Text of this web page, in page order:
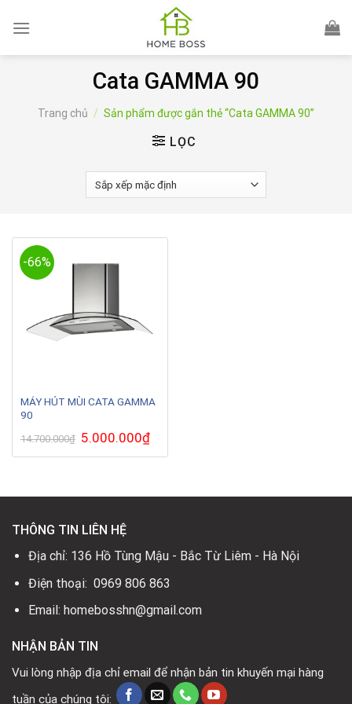
Cata GAMMA 90
Trang chủ / Sản phẩm được gắn thẻ “Cata GAMMA 90”
LỌC
-66%
MÁY HÚT MÙI CATA GAMMA
90
14.700.000₫ Giá
gốc
là:
5.000.000₫Giá
hiện
tại
THÔNG TIN LIÊN HỆ
Địa chỉ: 136 Hồ Tùng Mậu - Bắc Từ Liêm - Hà Nội
Điện thoại: 0969 806 863
Email: homebosshn@gmail.com
NHẬN BẢN TIN
Vui lòng nhập địa chỉ email để nhận bản tin khuyến mại hàng
tuần của chúng tôi: